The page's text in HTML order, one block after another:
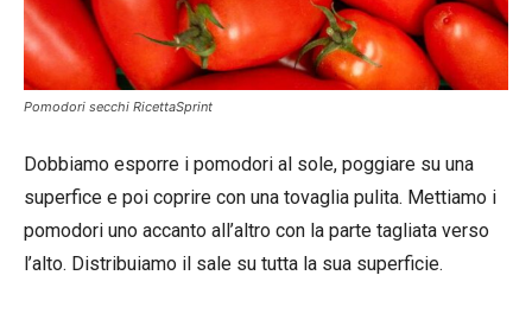
Pomodori secchi RicettaSprint
Dobbiamo esporre i pomodori al sole, poggiare su una
superfice e poi coprire con una tovaglia pulita. Mettiamo i
pomodori uno accanto all’altro con la parte tagliata verso
l’alto. Distribuiamo il sale su tutta la sua superficie.